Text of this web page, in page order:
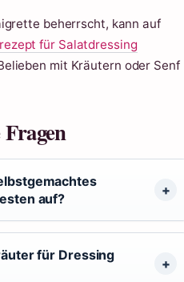
beherrscht, kann auf
für Salatdressing
mit Kräutern oder Senf
auf?
für Dressing